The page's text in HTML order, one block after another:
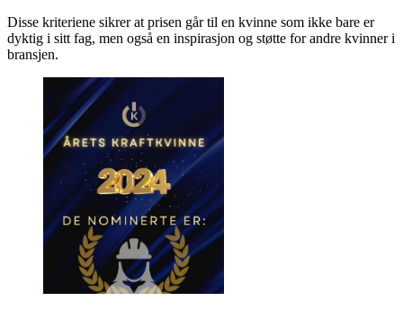
Disse kriteriene sikrer at prisen går til en kvinne som ikke bare er
dyktig i sitt fag, men også en inspirasjon og støtte for andre kvinner i
bransjen.